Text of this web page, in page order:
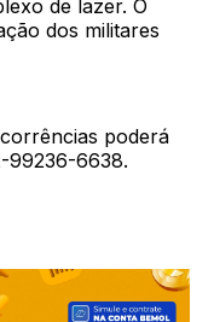
de lazer. O
dos militares
poderá
99236-6638.